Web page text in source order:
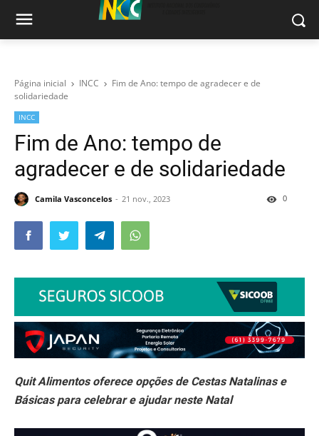
Página inicial INCC
Fim de Ano: tempo de agradecer e de
solidariedade
INCC
Fim de Ano: tempo de
agradecer e de solidariedade
Camila Vasconcelos 21 nov., 2023 0
Quit Alimentos oferece opções de Cestas Natalinas e
Básicas para celebrar e ajudar neste Natal